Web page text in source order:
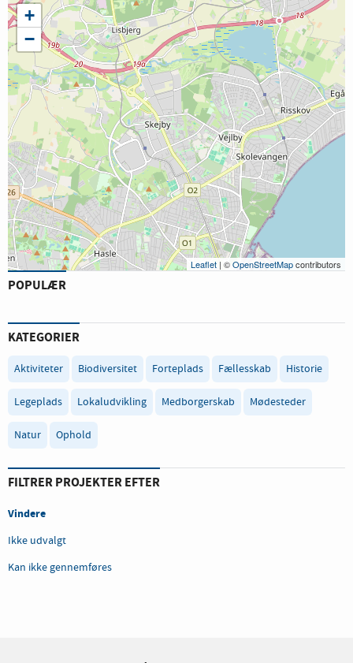
+
−
Leaflet | ©OpenStreetMapcontributors
POPULÆR
KATEGORIER
Aktiviteter Biodiversitet Forteplads Fællesskab Historie
Legeplads Lokaludvikling Medborgerskab Mødesteder
Natur Ophold
FILTRER PROJEKTER EFTER
Vindere
Ikke udvalgt
Kan ikke gennemføres